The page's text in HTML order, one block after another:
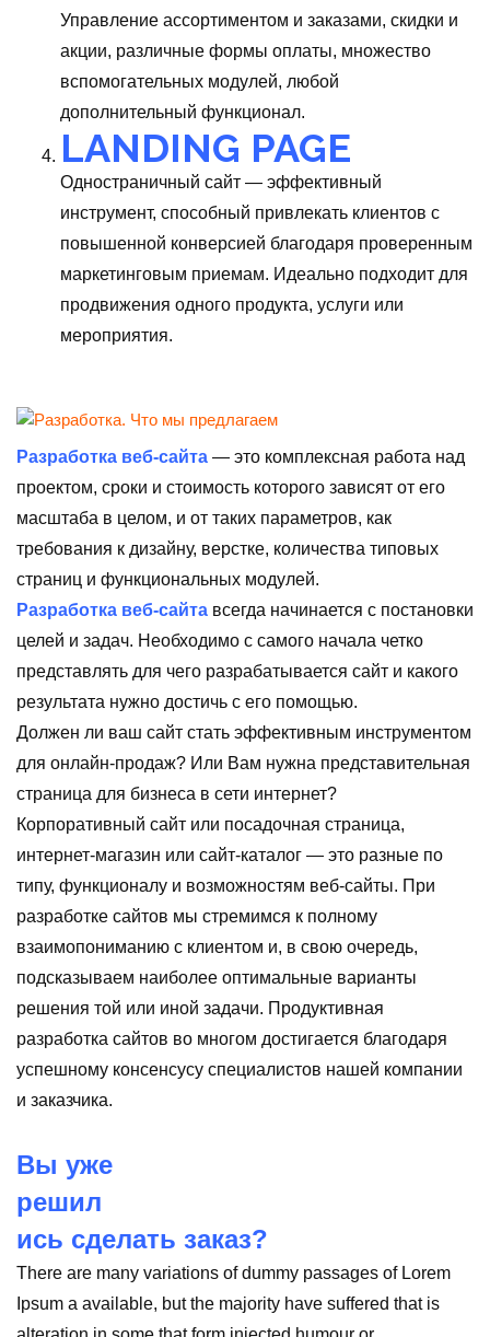
Управление ассортиментом и заказами, скидки и
акции, различные формы оплаты, множество
вспомогательных модулей, любой
дополнительный функционал.
LANDING PAGE
Одностраничный сайт — эффективный
инструмент, способный привлекать клиентов с
повышенной конверсией благодаря проверенным
маркетинговым приемам. Идеально подходит для
продвижения одного продукта, услуги или
мероприятия.
Разработка веб-сайта — это комплексная работа над
проектом, сроки и стоимость которого зависят от его
масштаба в целом, и от таких параметров, как
требования к дизайну, верстке, количества типовых
страниц и функциональных модулей.
Разработка веб-сайта всегда начинается с постановки
целей и задач. Необходимо с самого начала четко
представлять для чего разрабатывается сайт и какого
результата нужно достичь с его помощью.
Должен ли ваш сайт стать эффективным инструментом
для онлайн-продаж? Или Вам нужна представительная
страница для бизнеса в сети интернет?
Корпоративный сайт или посадочная страница,
интернет-магазин или сайт-каталог — это разные по
типу, функционалу и возможностям веб-сайты. При
разработке сайтов мы стремимся к полному
взаимопониманию с клиентом и, в свою очередь,
подсказываем наиболее оптимальные варианты
решения той или иной задачи. Продуктивная
разработка сайтов во многом достигается благодаря
успешному консенсусу специалистов нашей компании
и заказчика.
Вы уже
решил
ись сделать заказ?
There are many variations of dummy passages of Lorem
Ipsum a available, but the majority have suffered that is